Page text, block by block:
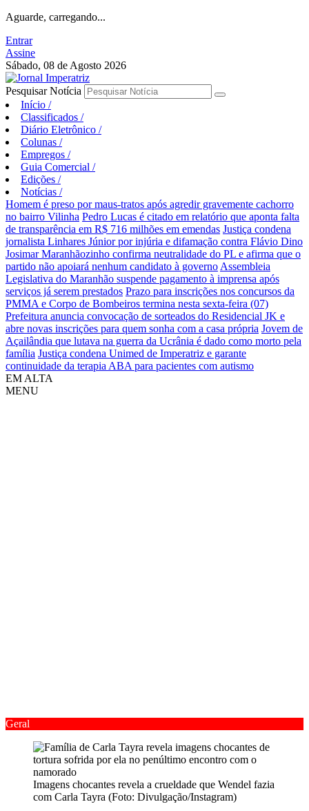
Aguarde, carregando...
Entrar
Assine
Sábado, 08 de Agosto 2026
Pesquisar Notícia
Início /
Classificados /
Diário Eletrônico /
Colunas /
Empregos /
Guia Comercial /
Edições /
Notícias /
Homem é preso por maus-tratos após agredir gravemente cachorro
no bairro Vilinha Pedro Lucas é citado em relatório que aponta falta
de transparência em R$ 716 milhões em emendas Justiça condena
jornalista Linhares Júnior por injúria e difamação contra Flávio Dino
Josimar Maranhãozinho confirma neutralidade do PL e afirma que o
partido não apoiará nenhum candidato à governo Assembleia
Legislativa do Maranhão suspende pagamento à imprensa após
serviços já serem prestados Prazo para inscrições nos concursos da
PMMA e Corpo de Bombeiros termina nesta sexta-feira (07)
Prefeitura anuncia convocação de sorteados do Residencial JK e
abre novas inscrições para quem sonha com a casa própria Jovem de
Açailândia que lutava na guerra da Ucrânia é dado como morto pela
família Justiça condena Unimed de Imperatriz e garante
continuidade da terapia ABA para pacientes com autismo
EM ALTA
MENU
Geral
Imagens chocantes revela a crueldade que Wendel fazia
com Carla Tayra (Foto: Divulgação/Instagram)